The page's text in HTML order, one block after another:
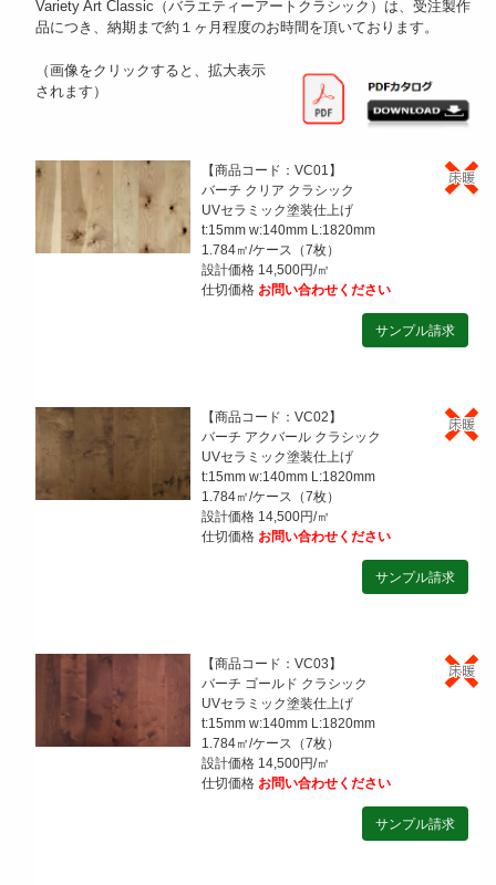
Variety Art Classic（バラエティーアートクラシック）は、受注製作
品につき、納期まで約１ヶ月程度のお時間を頂いております。
（画像をクリックすると、拡大表示
されます）
【商品コード：VC01】
バーチ クリア クラシック
UVセラミック塗装仕上げ
t:15mm w:140mm L:1820mm
1.784㎡/ケース（7枚）
設計価格 14,500円/㎡
仕切価格 お問い合わせください
【商品コード：VC02】
バーチ アクバール クラシック
UVセラミック塗装仕上げ
t:15mm w:140mm L:1820mm
1.784㎡/ケース（7枚）
設計価格 14,500円/㎡
仕切価格 お問い合わせください
【商品コード：VC03】
バーチ ゴールド クラシック
UVセラミック塗装仕上げ
t:15mm w:140mm L:1820mm
1.784㎡/ケース（7枚）
設計価格 14,500円/㎡
仕切価格 お問い合わせください